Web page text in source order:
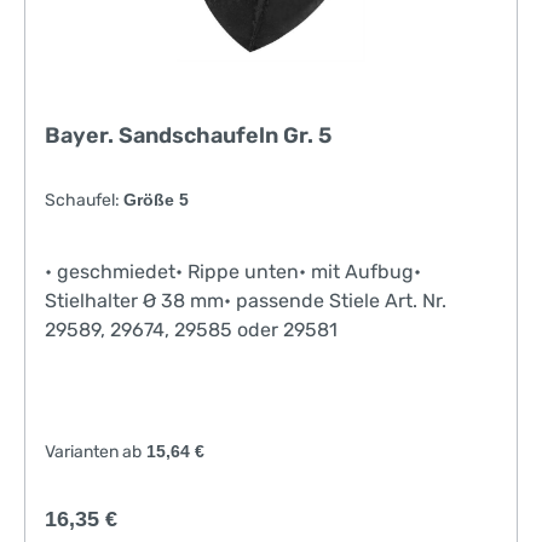
Bayer. Sandschaufeln Gr. 5
Schaufel: Größe 5
• geschmiedet• Rippe unten• mit Aufbug•
Stielhalter Ø 38 mm• passende Stiele Art. Nr.
29589, 29674, 29585 oder 29581
Varianten ab 15,64 €
Regulärer Preis:
16,35 €